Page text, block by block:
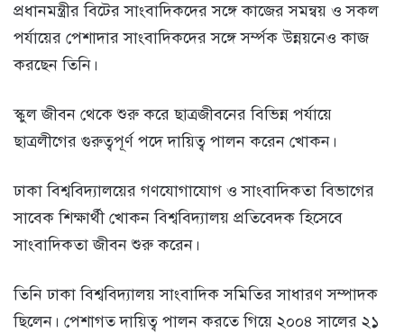
প্রধানমন্ত্রীর বিটের সাংবাদিকদের সঙ্গে কাজের সমন্বয় ও সকল
পর্যায়ের পেশাদার সাংবাদিকদের সঙ্গে সর্ম্পক উন্নয়নেও কাজ
করছেন তিনি।
স্কুল জীবন থেকে শুরু করে ছাত্রজীবনের বিভিন্ন পর্যায়ে
ছাত্রলীগের গুরুত্বপূর্ণ পদে দায়িত্ব পালন করেন খোকন।
ঢাকা বিশ্ববিদ্যালয়ের গণযোগাযোগ ও সাংবাদিকতা বিভাগের
সাবেক শিক্ষার্থী খোকন বিশ্ববিদ্যালয় প্রতিবেদক হিসেবে
সাংবাদিকতা জীবন শুরু করেন।
তিনি ঢাকা বিশ্ববিদ্যালয় সাংবাদিক সমিতির সাধারণ সম্পাদক
ছিলেন। পেশাগত দায়িত্ব পালন করতে গিয়ে ২০০৪ সালের ২১